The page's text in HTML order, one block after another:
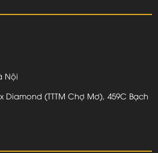
Nội
(TTTM Chợ Mơ), 459C Bạch